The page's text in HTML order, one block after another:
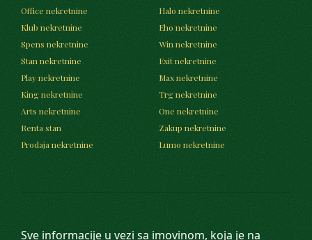
Sve informacije u vezi sa imovinom, koja je na
Office nekretnine
Halo nekretnine
Klub nekretnine
Eho nekretnine
Spens nekretnine
Win nekretnine
Stan nekretnine
Exit nekretnine
Play nekretnine
Max nekretnine
King nekretnine
Trg nekretnine
Arts nekretnine
One nekretnine
Renta stan
Zakup nekretnine
Prodaja nekretnine
Lumo nekretnine